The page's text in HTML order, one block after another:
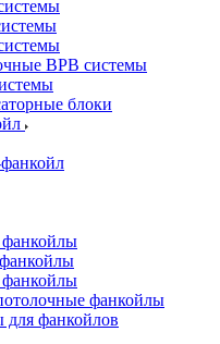
ВРВ системы
блоки
фанкойлы
для фанкойлов